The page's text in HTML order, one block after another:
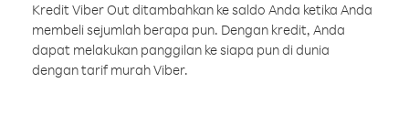
Kredit Viber Out ditambahkan ke saldo Anda ketika Anda
membeli sejumlah berapa pun. Dengan kredit, Anda
dapat melakukan panggilan ke siapa pun di dunia
dengan tarif murah Viber.